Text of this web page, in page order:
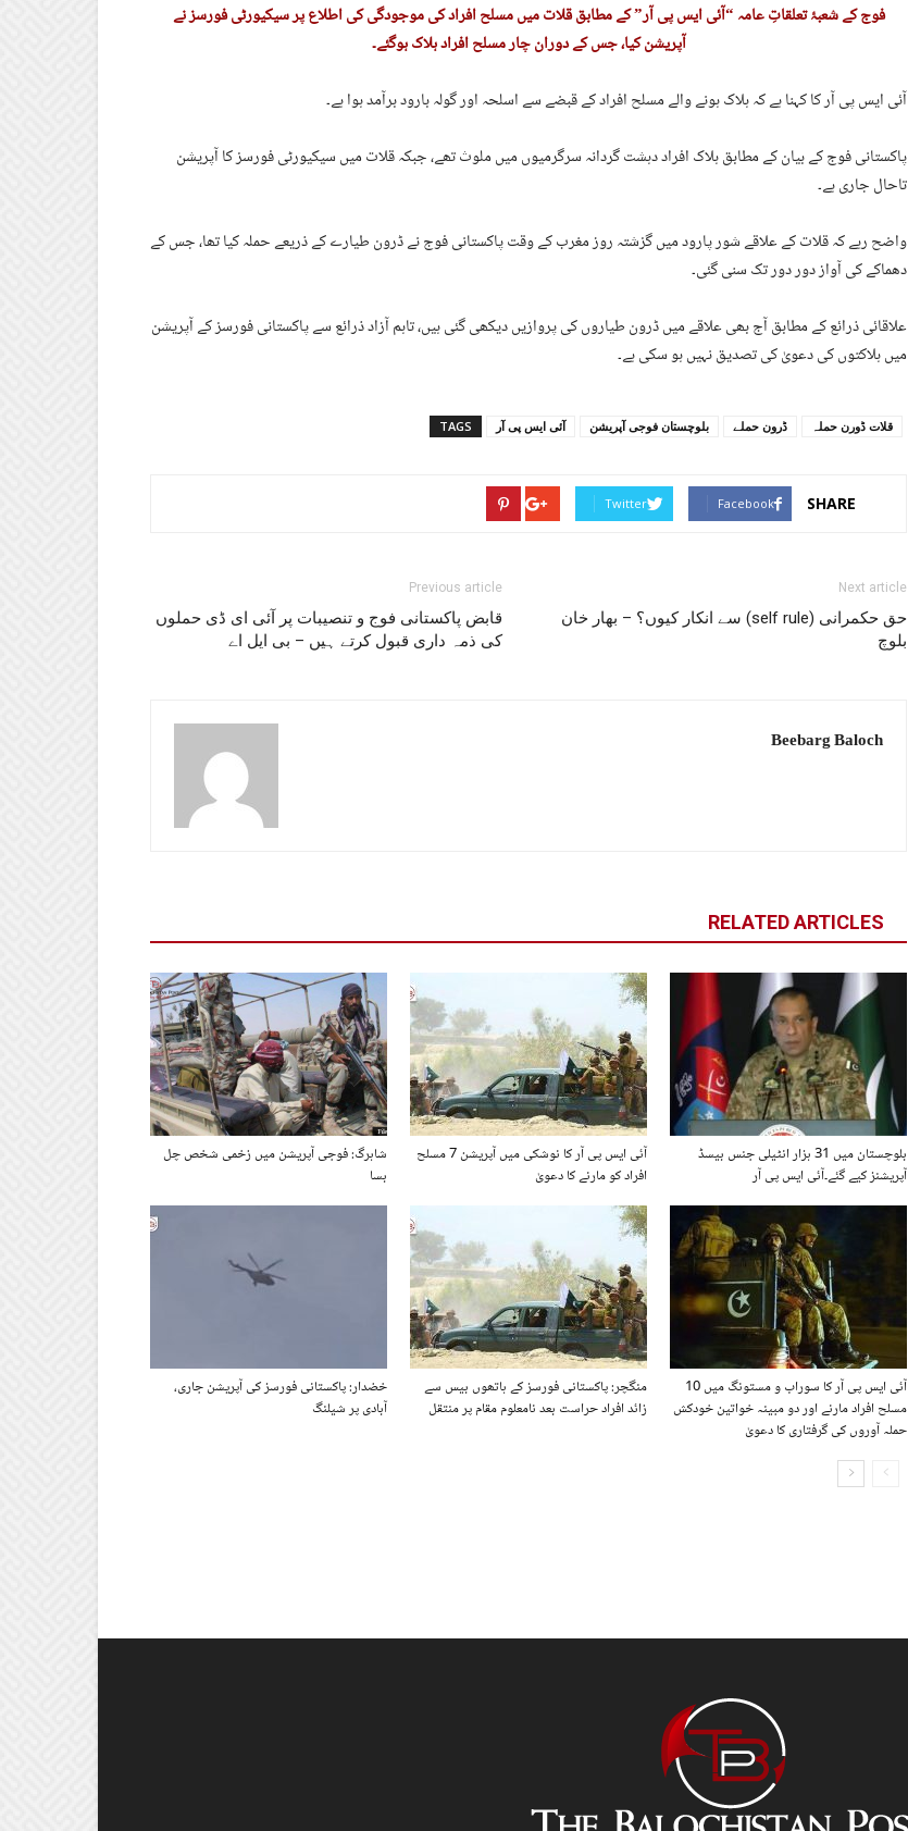
فوج کے شعبۂ تعلقاتِ عامہ “آئی ایس پی آر” کے مطابق قلات میں مسلح افراد کی موجودگی کی اطلاع پر سیکیورٹی فورسز نے
آپریشن کیا، جس کے دوران چار مسلح افراد ہلاک ہوگئے۔
آئی ایس پی آر کا کہنا ہے کہ ہلاک ہونے والے مسلح افراد کے قبضے سے اسلحہ اور گولہ بارود برآمد ہوا ہے۔
پاکستانی فوج کے بیان کے مطابق ہلاک افراد دہشت گردانہ سرگرمیوں میں ملوث تھے، جبکہ قلات میں سیکیورٹی فورسز کا آپریشن
تاحال جاری ہے۔
واضح رہے کہ قلات کے علاقے شور پارود میں گزشتہ روز مغرب کے وقت پاکستانی فوج نے ڈرون طیارے کے ذریعے حملہ کیا تھا، جس کے
دھماکے کی آواز دور دور تک سنی گئی۔
علاقائی ذرائع کے مطابق آج بھی علاقے میں ڈرون طیاروں کی پروازیں دیکھی گئی ہیں، تاہم آزاد ذرائع سے پاکستانی فورسز کے آپریشن
میں ہلاکتوں کی دعویٰ کی تصدیق نہیں ہو سکی ہے۔
TAGS آئی ایس پی آر بلوچستان فوجی آپریشن ڈرون حملے قلات ڈورن حملہ
SHARE
Facebook
Twitter
Previous article
قابض پاکستانی فوج و تنصیبات پر آئی ای ڈی حملوں
کی ذمہ داری قبول کرتے ہیں – بی ایل اے
Next article
حق حکمرانی (self rule) سے انکار کیوں؟ – بھار خان
بلوچ
Beebarg Baloch
RELATED ARTICLES
شاہرگ: فوجی آپریشن میں زخمی شخص چل
بسا
آئی ایس پی آر کا نوشکی میں آپریشن 7 مسلح
افراد کو مارنے کا دعویٰ
بلوچستان میں 31 ہزار انٹیلی جنس بیسڈ
آپریشنز کیے گئے۔آئی ایس پی آر
خضدار: پاکستانی فورسز کی آپریشن جاری،
آبادی پر شیلنگ
منگچر: پاکستانی فورسز کے ہاتھوں بیس سے
زائد افراد حراست بعد نامعلوم مقام پر منتقل
آئی ایس پی آر کا سوراب و مستونگ میں 10
مسلح افراد مارنے اور دو مبینہ خواتین خودکش
حملہ آوروں کی گرفتاری کا دعویٰ